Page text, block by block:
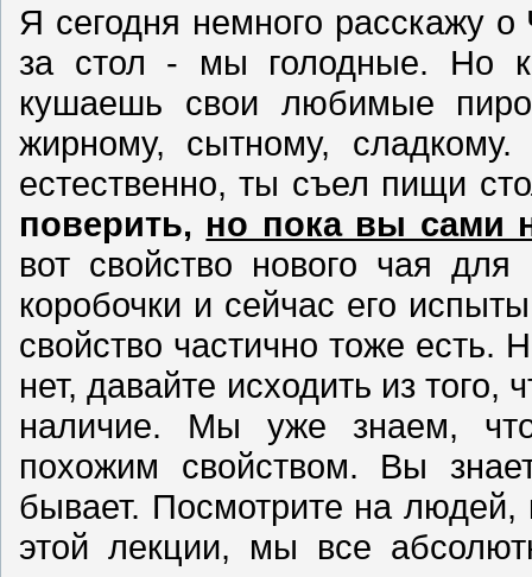
Я сегодня немного расскажу
за стол - мы голодные. Но
кушаешь свои любимые
жирному, сытному,
естественно, ты съел пищи
поверить, но пока вы сами
вот свойство нового чая
коробочки и сейчас его
свойство частично тоже есть.
нет, давайте исходить из
наличие. Мы уже знаем,
похожим свойством. Вы
бывает. Посмотрите на
этой лекции, мы все